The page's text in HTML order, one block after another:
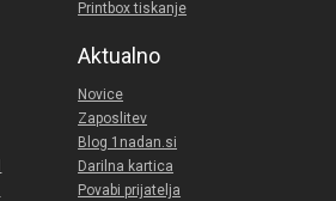
Printbox tiskanje
Aktualno
Novice
Zaposlitev
Blog 1nadan.si
Darilna kartica
Povabi prijatelja